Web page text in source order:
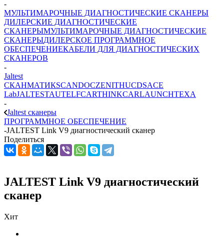
-
МУЛЬТИМАРОЧНЫЕ ДИАГНОСТИЧЕСКИЕ СКАНЕРЫ
ДИЛЕРСКИЕ ДИАГНОСТИЧЕСКИЕ
СКАНЕРЫМУЛЬТИМАРОЧНЫЕ ДИАГНОСТИЧЕСКИЕ
СКАНЕРЫДИЛЕРСКОЕ ПРОГРАММНОЕ
ОБЕСПЕЧЕНИЕКАБЕЛИ ДЛЯ ДИАГНОСТИЧЕСКИХ
СКАНЕРОВ
-
Jaltest
СКАНМАТИКSCANDOCZENITHUCDSACE
LabJALTESTAUTELFCARTHINKCARLAUNCHTEXA
-
Jaltest сканеры
ПРОГРАММНОЕ ОБЕСПЕЧЕНИЕ
-JALTEST Link V9 диагностический сканер
Поделиться
JALTEST Link V9 диагностический
сканер
Хит